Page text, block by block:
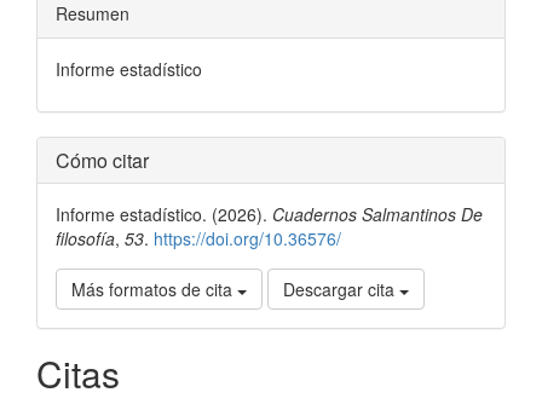
Resumen
Informe estadístico
Detalles
del
artículo
Cómo citar
Informe estadístico. (2026). Cuadernos Salmantinos De
filosofía, 53. https://doi.org/10.36576/
Más formatos de cita Descargar cita
Citas